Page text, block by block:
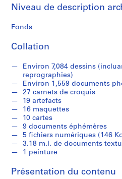
u
s
1
8
2
-
1
9
9
7
AP066.S1
é
Niveau de description
Fonds
Collation
Environ 7,084 dessins
reprographies)
Environ 1,559 documents
27 carnets de croquis
19 artefacts
16 maquettes
10 cartes
9 documents éphémères
5 fichiers numériques (146
3.18 m.l. de documents
1 peinture
Présentation du contenu